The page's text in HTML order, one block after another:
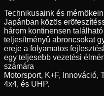
Technikusaink és
Japánban közös
három kontinensen
teljesítményû abroncsokat
ereje a folyamatos
egy teljesebb vezetési
számára
Motorsport, K+F, Innováció,
4x4, és UHP.